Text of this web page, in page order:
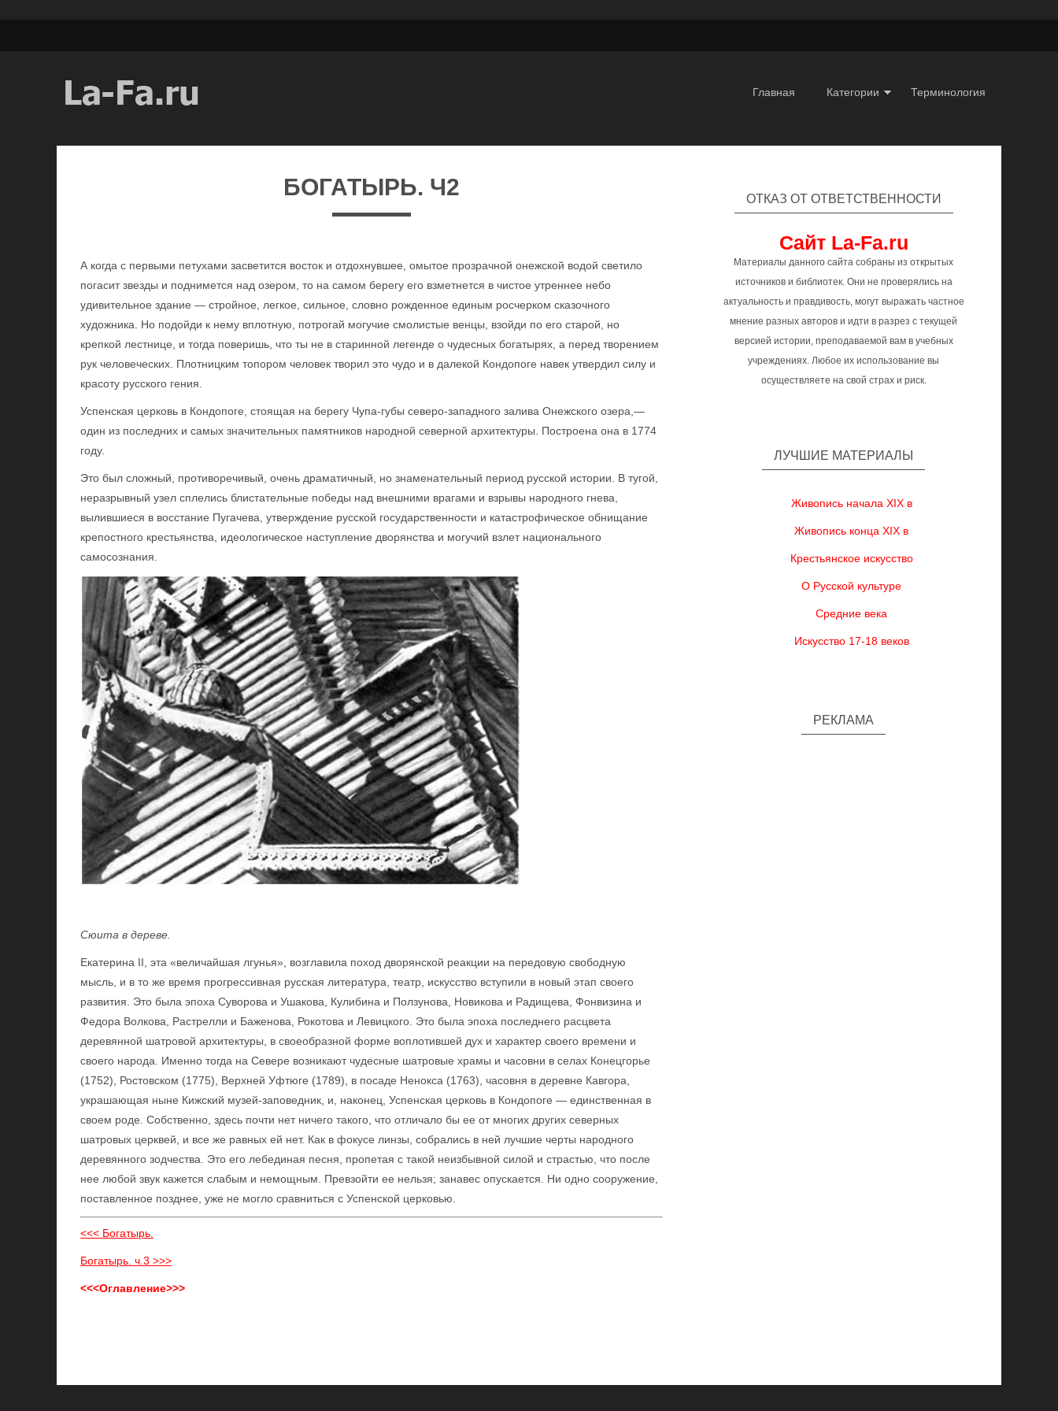
Главная Категории Терминология
БОГАТЫРЬ. Ч2
А когда с первыми петухами засветится восток и отдохнувшее, омытое прозрачной онежской водой светило
погасит звезды и поднимется над озером, то на самом берегу его взметнется в чистое утреннее небо
удивительное здание — стройное, легкое, сильное, словно рожденное единым росчерком сказочного
художника. Но подойди к нему вплотную, потрогай могучие смолистые венцы, взойди по его старой, но
крепкой лестнице, и тогда поверишь, что ты не в старинной легенде о чудесных богатырях, а перед творением
рук человеческих. Плотницким топором человек творил это чудо и в далекой Кондопоге навек утвердил силу и
красоту русского гения.
Успенская церковь в Кондопоге, стоящая на берегу Чупа-губы северо-западного залива Онежского озера,—
один из последних и самых значительных памятников народной северной архитектуры. Построена она в 1774
году.
Это был сложный, противоречивый, очень драматичный, но знаменательный период русской истории. В тугой,
неразрывный узел сплелись блистательные победы над внешними врагами и взрывы народного гнева,
вылившиеся в восстание Пугачева, утверждение русской государственности и катастрофическое обнищание
крепостного крестьянства, идеологическое наступление дворянства и могучий взлет национального
самосознания.
Сюита в дереве.
Екатерина II, эта «величайшая лгунья», возглавила поход дворянской реакции на передовую свободную
мысль, и в то же время прогрессивная русская литература, театр, искусство вступили в новый этап своего
развития. Это была эпоха Суворова и Ушакова, Кулибина и Ползунова, Новикова и Радищева, Фонвизина и
Федора Волкова, Растрелли и Баженова, Рокотова и Левицкого. Это была эпоха последнего расцвета
деревянной шатровой архитектуры, в своеобразной форме воплотившей дух и характер своего времени и
своего народа. Именно тогда на Севере возникают чудесные шатровые храмы и часовни в селах Конецгорье
(1752), Ростовском (1775), Верхней Уфтюге (1789), в посаде Ненокса (1763), часовня в деревне Кавгора,
украшающая ныне Кижский музей-заповедник, и, наконец, Успенская церковь в Кондопоге — единственная в
своем роде. Собственно, здесь почти нет ничего такого, что отличало бы ее от многих других северных
шатровых церквей, и все же равных ей нет. Как в фокусе линзы, собрались в ней лучшие черты народного
деревянного зодчества. Это его лебединая песня, пропетая с такой неизбывной силой и страстью, что после
нее любой звук кажется слабым и немощным. Превзойти ее нельзя; занавес опускается. Ни одно сооружение,
поставленное позднее, уже не могло сравниться с Успенской церковью.
<<< Богатырь.
Богатырь. ч.3 >>>
<<<Оглавление>>>
ОТКАЗ ОТ ОТВЕТСТВЕННОСТИ
Сайт La-Fa.ru
Материалы данного сайта собраны из открытых
источников и библиотек. Они не проверялись на
актуальность и правдивость, могут выражать частное
мнение разных авторов и идти в разрез с текущей
версией истории, преподаваемой вам в учебных
учреждениях. Любое их использование вы
осуществляете на свой страх и риск.
ЛУЧШИЕ МАТЕРИАЛЫ
Живопись начала XIX в
Живопись конца XIX в
Крестьянское искусство
О Русской культуре
Средние века
Искусство 17-18 веков
РЕКЛАМА